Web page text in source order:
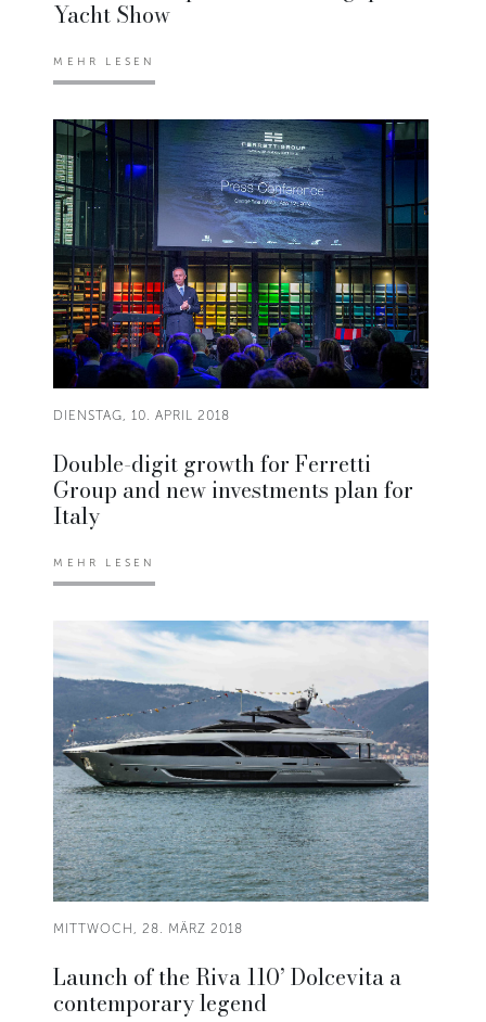
Yacht Show
MEHR LESEN
DIENSTAG, 10. APRIL 2018
Double-digit growth for Ferretti
Group and new investments plan for
Italy
MEHR LESEN
MITTWOCH, 28. MÄRZ 2018
Launch of the Riva 110’ Dolcevita a
contemporary legend